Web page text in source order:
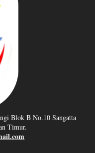
Blok B No.10 Sangatta
Timur.